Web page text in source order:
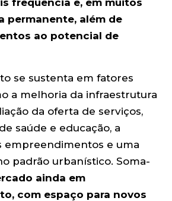
frequência e, em muitos
permanente, além de
ao potencial de
se sustenta em fatores
a melhoria da infraestrutura
da oferta de serviços,
saúde e educação, a
empreendimentos e uma
padrão urbanístico. Soma-
ainda em
com espaço para novos